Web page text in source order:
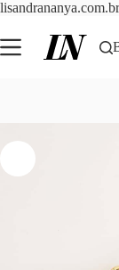
lisandrananya.com.br